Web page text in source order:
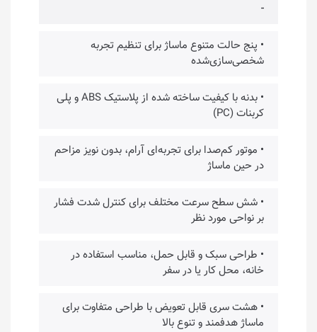
-
• پنج حالت متنوع ماساژ برای تنظیم تجربه
شخصی‌سازی‌شده
• بدنه با کیفیت ساخته شده از پلاستیک ABS و پلی
کربنات (PC)
• موتور کم‌صدا برای تجربه‌ای آرام، بدون نویز مزاحم
در حین ماساژ
• شش سطح سرعت مختلف برای کنترل شدت فشار
بر نواحی مورد نظر
• طراحی سبک و قابل حمل، مناسب استفاده در
خانه، محل کار یا در سفر
• هشت سری قابل تعویض با طراحی متفاوت برای
ماساژ هدفمند و تنوع بالا